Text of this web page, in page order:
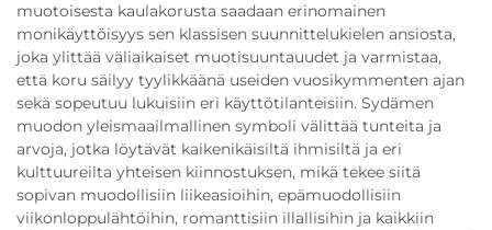
muotoisesta kaulakorusta saadaan erinomainen
monikäyttöisyys sen klassisen suunnittelukielen ansiosta,
joka ylittää väliaikaiset muotisuuntauudet ja varmistaa,
että koru säilyy tyylikkäänä useiden vuosikymmenten ajan
sekä sopeutuu lukuisiin eri käyttötilanteisiin. Sydämen
muodon yleismaailmallinen symboli välittää tunteita ja
arvoja, jotka löytävät kaikenikäisiltä ihmisiltä ja eri
kulttuureilta yhteisen kiinnostuksen, mikä tekee siitä
sopivan muodollisiin liikeasioihin, epämuodollisiin
viikonloppulähtöihin, romanttisiin illallisihin ja kaikkiin